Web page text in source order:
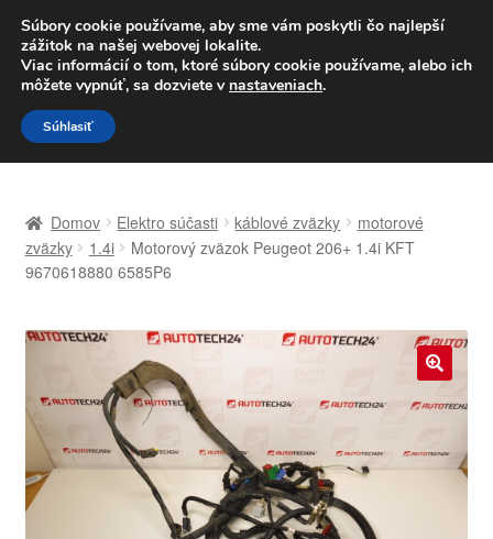
DOPRAVA od 6 EUR
Po–Pi 09:00–16:00 233 221 276
Preskočiť
na
navigáciu
Preskočiť
na
obsah
Celosvetová preprava
Košík
Môj účet
Domov Elektro súčasti káblové zväzky
motorové
zväzky
1.4i
Motorový zväzok Peugeot 206+ 1.4i KFT
9670618880 6585P6
Súbory cookie používame, aby sme vám poskytli čo najlepší
zážitok na našej webovej lokalite.
Viac informácií o tom, ktoré súbory cookie používame, alebo ich
môžete vypnúť, sa dozviete v nastaveniach.
Súhlasiť